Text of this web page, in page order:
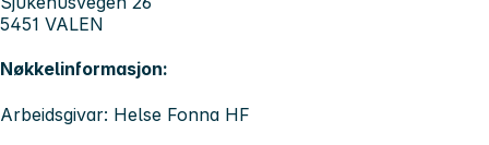
5451 VALEN
Nøkkelinformasjon:
Arbeidsgivar: Helse Fonna HF